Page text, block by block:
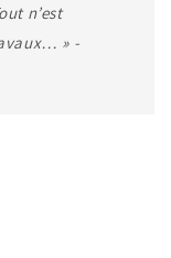
n’est
» -